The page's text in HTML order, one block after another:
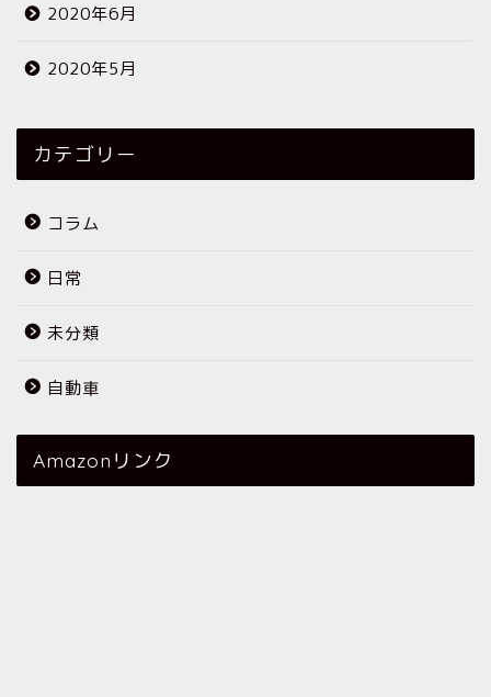
2020年6月
2020年5月
カテゴリー
コラム
日常
未分類
自動車
Amazonリンク